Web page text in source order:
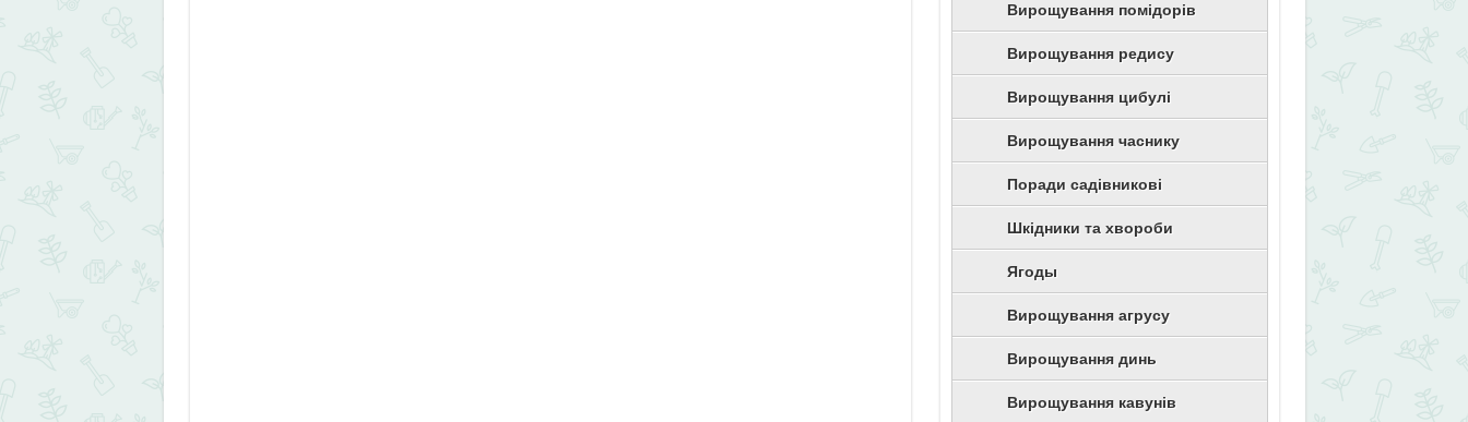
Вирощування помідорів
Вирощування редису
Вирощування цибулі
Вирощування часнику
Поради садівникові
Шкідники та хвороби
Ягоды
Вирощування агрусу
Вирощування динь
Вирощування кавунів